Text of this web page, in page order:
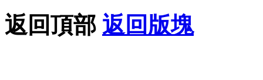
返回頂部 返回版塊